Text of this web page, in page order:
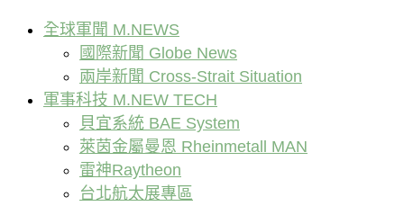
全球軍聞 M.NEWS
國際新聞 Globe News
兩岸新聞 Cross-Strait Situation
軍事科技 M.NEW TECH
貝宜系統 BAE System
萊茵金屬曼恩 Rheinmetall MAN
雷神Raytheon
台北航太展專區